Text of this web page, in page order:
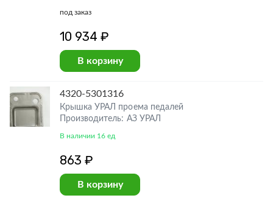
под заказ
10 934 ₽
В корзину
4320-5301316
Крышка УРАЛ проема педалей
Производитель: АЗ УРАЛ
В наличии 16 ед
863 ₽
В корзину